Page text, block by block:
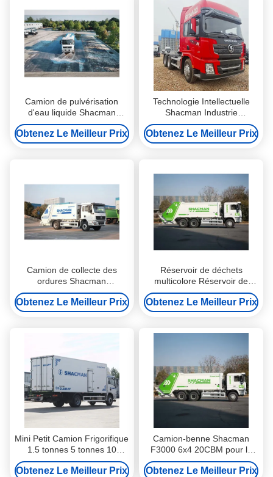
Camion de pulvérisation
d'eau liquide Shacman
personnalisable avec canon
à brouillard
Obtenez Le Meilleur Prix
Technologie Intellectuelle
Shacman Industrie
Construction Exploitation
Minière Transport de
Marchandises Tracteur
Obtenez Le Meilleur Prix
Camion de collecte des
ordures Shacman
personnalisable dans
diverses catégories
Obtenez Le Meilleur Prix
Réservoir de déchets
multicolore Réservoir de
déchets de nettoyage de
compression
Obtenez Le Meilleur Prix
Mini Petit Camion Frigorifique
1.5 tonnes 5 tonnes 10
tonnes Unités de
Réfrigération Transport de
Obtenez Le Meilleur Prix
Camion-benne Shacman
F3000 6x4 20CBM pour la
collecte des déchets
municipaux
Obtenez Le Meilleur Prix